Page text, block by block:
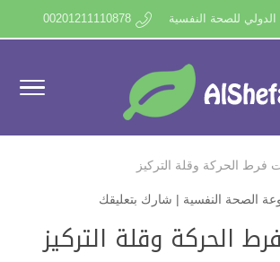
للصحة النفسية 00201211110878
فرط الحركة وقلة التركيز
الصحة النفسية | شارك بتعليقك
الحركة وقلة التركيز